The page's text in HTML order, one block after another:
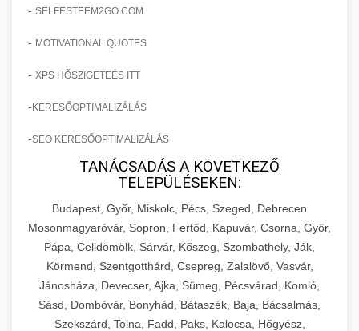
- SELFESTEEM2GO.COM
- MOTIVATIONAL QUOTES
- XPS HŐSZIGETEÉS ITT
- KERESŐOPTIMALIZÁLÁS
-SEO KERESŐOPTIMALIZÁLÁS
TANÁCSADÁS A KÖVETKEZŐ
TELEPÜLÉSEKEN:
Budapest, Győr, Miskolc, Pécs, Szeged, Debrecen
Mosonmagyaróvár, Sopron, Fertőd, Kapuvár, Csorna, Győr,
Pápa, Celldömölk, Sárvár, Kőszeg, Szombathely, Ják,
Körmend, Szentgotthárd, Csepreg, Zalalövő, Vasvár,
Jánosháza, Devecser, Ajka, Sümeg, Pécsvárad, Komló,
Sásd, Dombóvár, Bonyhád, Bátaszék, Baja, Bácsalmás,
Szekszárd, Tolna, Fadd, Paks, Kalocsa, Hőgyész,